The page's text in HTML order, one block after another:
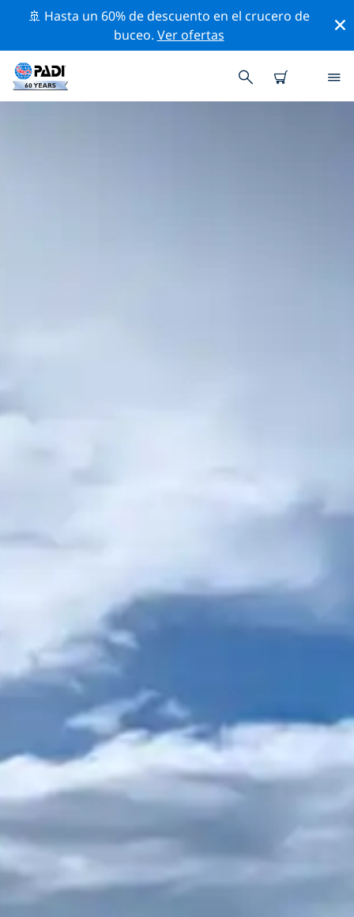
🚢 Hasta un 60% de descuento en el crucero de
buceo. Ver ofertas